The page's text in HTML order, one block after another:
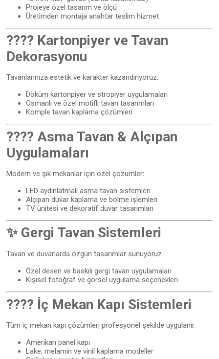
Projeye özel tasarım ve ölçü
Üretimden montaja anahtar teslim hizmet
????️ Kartonpiyer ve Tavan
Dekorasyonu
Tavanlarınıza estetik ve karakter kazandırıyoruz.
Döküm kartonpiyer ve stropiyer uygulamaları
Osmanlı ve özel motifli tavan tasarımları
Komple tavan kaplama çözümleri
???? Asma Tavan & Alçıpan
Uygulamaları
Modern ve şık mekanlar için özel çözümler:
LED aydınlatmalı asma tavan sistemleri
Alçıpan duvar kaplama ve bölme işlemleri
TV ünitesi ve dekoratif duvar tasarımları
✨ Gergi Tavan Sistemleri
Tavan ve duvarlarda özgün tasarımlar sunuyoruz.
Özel desen ve baskılı gergi tavan uygulamaları
Kişisel fotoğraf ve görsel uygulama seçenekleri
???? İç Mekan Kapı Sistemleri
Tüm iç mekan kapı çözümleri profesyonel şekilde uygulanır.
Amerikan panel kapı
Lake, melamin ve vinil kaplama modeller